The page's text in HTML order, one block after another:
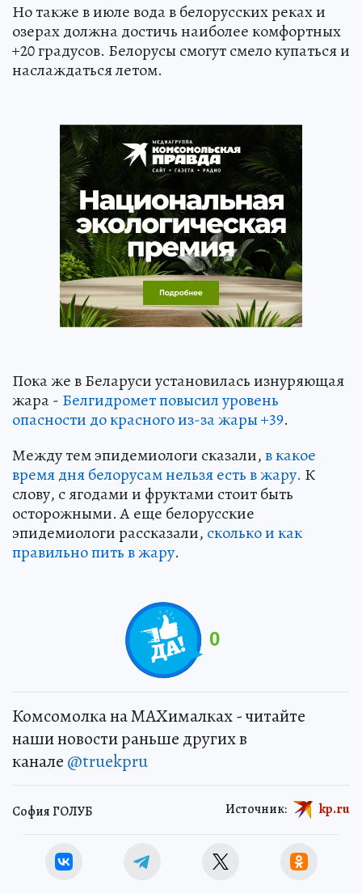
Но также в июле вода в белорусских реках и
озерах должна достичь наиболее комфортных
+20 градусов. Белорусы смогут смело купаться и
наслаждаться летом.
Пока же в Беларуси установилась изнуряющая
жара - Белгидромет повысил уровень
опасности до красного из-за жары +39.
Между тем эпидемиологи сказали,в какое
время дня белорусам нельзя есть в жару. К
слову, с ягодами и фруктами стоит быть
осторожными. А еще белорусские
эпидемиологи рассказали, сколько и как
правильно пить в жару.
0
Комсомолка на MAXималках - читайте
наши новости раньше других в
канале @truekpru
София ГОЛУБ Источник: kp.ru